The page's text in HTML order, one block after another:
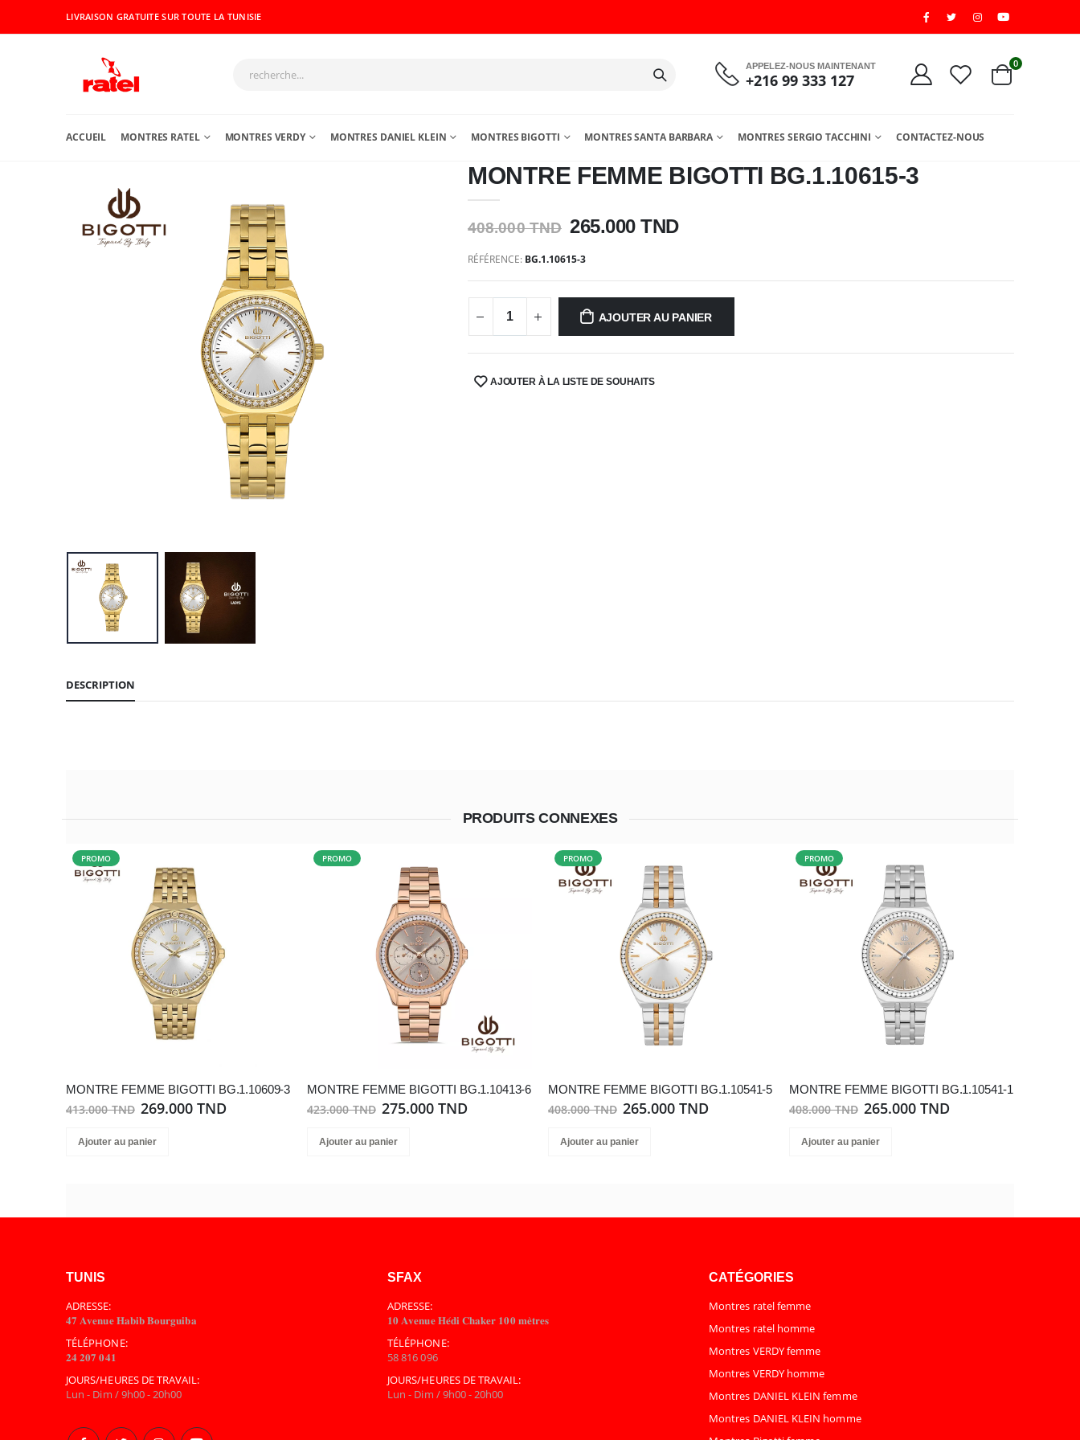
LIVRAISON GRATUITE SUR TOUTE LA TUNISIE
APPELEZ-NOUS MAINTENANT
+216 99 333 127
0
ACCUEIL MONTRES RATEL MONTRES VERDY MONTRES DANIEL KLEIN MONTRES BIGOTTI MONTRES SANTA BARBARA MONTRES SERGIO TACCHINI CONTACTEZ-NOUS
MONTRE FEMME BIGOTTI BG.1.10615-3
408.000 TND 265.000 TND
RÉFÉRENCE: BG.1.10615-3
AJOUTER AU PANIER
SHARE:AJOUTER À LA LISTE DE SOUHAITS
DESCRIPTION
PRODUITS CONNEXES
PROMO
MONTRE FEMME BIGOTTI BG.1.10609-3
413.000 TND 269.000 TND
Ajouter au panier
PROMO
MONTRE FEMME BIGOTTI BG.1.10413-6
423.000 TND 275.000 TND
Ajouter au panier
PROMO
MONTRE FEMME BIGOTTI BG.1.10541-5
408.000 TND 265.000 TND
Ajouter au panier
PROMO
MONTRE FEMME BIGOTTI BG.1.10541-1
408.000 TND 265.000 TND
Ajouter au panier
TUNIS
ADRESSE:
𝟒𝟕 𝐀𝐯𝐞𝐧𝐮𝐞 𝐇𝐚𝐛𝐢𝐛 𝐁𝐨𝐮𝐫𝐠𝐮𝐢𝐛𝐚
TÉLÉPHONE:
𝟐𝟒 𝟐𝟎𝟕 𝟎𝟒𝟏
JOURS/HEURES DE TRAVAIL:
Lun - Dim / 9h00 - 20h00
SFAX
ADRESSE:
𝟏𝟎 𝐀𝐯𝐞𝐧𝐮𝐞 𝐇𝐞́𝐝𝐢 𝐂𝐡𝐚𝐤𝐞𝐫 𝟏𝟎𝟎 𝐦𝐞̀𝐭𝐫𝐞𝐬
TÉLÉPHONE:
58 816 096
JOURS/HEURES DE TRAVAIL:
Lun - Dim / 9h00 - 20h00
CATÉGORIES
Montres ratel femme
Montres ratel homme
Montres VERDY femme
Montres VERDY homme
Montres DANIEL KLEIN femme
Montres DANIEL KLEIN homme